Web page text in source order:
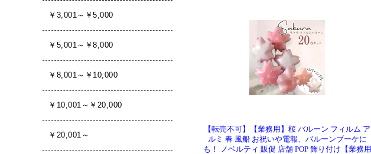
【転売不可】【業務用】桜 バルーン フィルム ア
ルミ 春 風船 お祝いや電報、バルーンブーケに
も！ ノベルティ 販促 店舗 POP 飾り付け【業務用